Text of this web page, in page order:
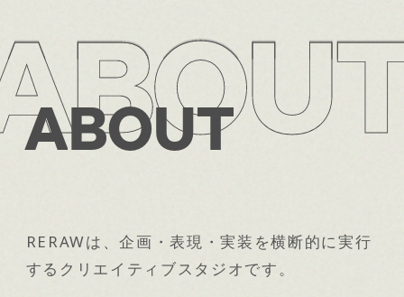
ABOUT
RERAWは、企画・表現・実装を横断的に実行
するクリエイティブスタジオです。